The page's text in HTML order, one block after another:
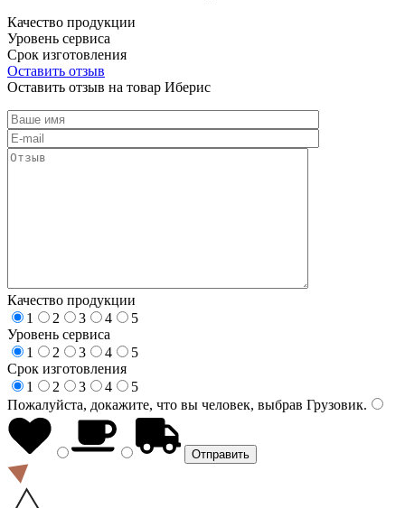
Качество продукции
Уровень сервиса
Срок изготовления
Оставить отзыв
Оставить отзыв на товар Иберис
Качество продукции
1
2 3 4
5
Уровень сервиса
1
2 3 4
5
Срок изготовления
1
2 3 4
5
Пожалуйста, докажите, что вы человек, выбрав Грузовик.